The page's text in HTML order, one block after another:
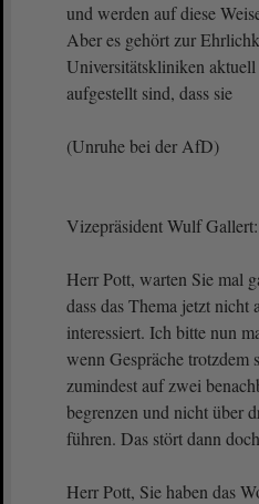
und werden auf diese
Aber es gehört zur
Universitätskliniken
aufgestellt sind, dass sie
(Unruhe bei der AfD)
Vizepräsident Wulf Gallert:
Herr Pott, warten Sie mal
dass das Thema jetzt nicht
interessiert. Ich bitte nun
wenn Gespräche trotzdem
zumindest auf zwei
begrenzen und nicht über
führen. Das stört dann
Herr Pott, Sie haben das